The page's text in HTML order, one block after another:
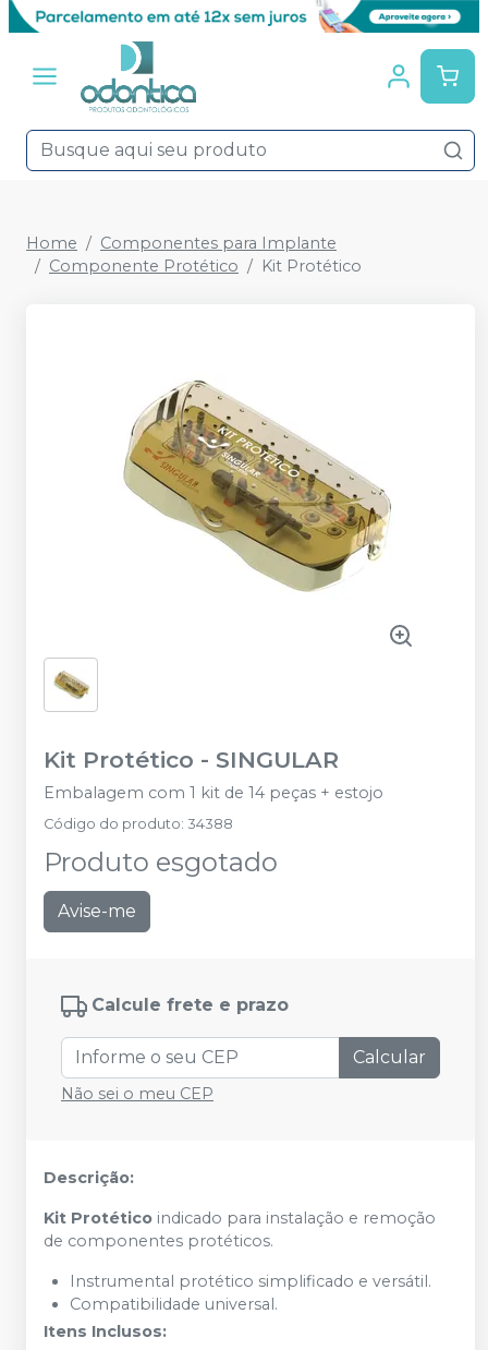
Home
Componentes para Implante
Componente Protético
Kit Protético
Kit Protético - SINGULAR
Embalagem com 1 kit de 14 peças + estojo
Código do produto: 34388
Produto esgotado
Avise-me
Calcule frete e prazo
Calcular
Não sei o meu CEP
Descrição:
Kit Protético indicado para instalação e remoção
de componentes protéticos.
Instrumental protético simplificado e versátil.
Compatibilidade universal.
Itens Inclusos: